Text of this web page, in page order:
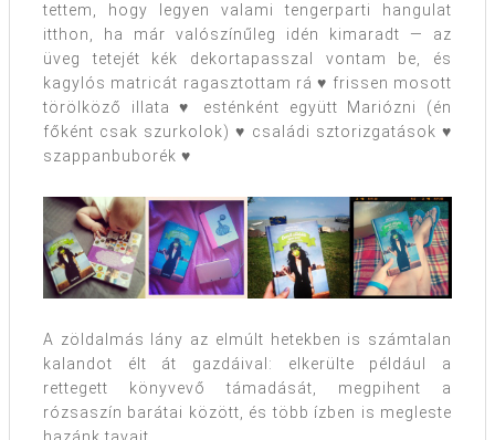
tettem, hogy legyen valami tengerparti hangulat
itthon, ha már valószínűleg idén kimaradt — az
üveg tetejét kék dekortapasszal vontam be, és
kagylós matricát ragasztottam rá ♥ frissen mosott
törölköző illata ♥ esténként együtt Mariózni (én
főként csak szurkolok) ♥ családi sztorizgatások ♥
szappanbuborék ♥
A zöldalmás lány az elmúlt hetekben is számtalan
kalandot élt át gazdáival: elkerülte például a
rettegett könyvevő támadását, megpihent a
rózsaszín barátai között, és több ízben is megleste